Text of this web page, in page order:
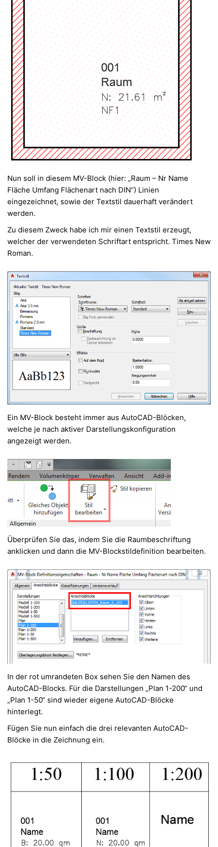
Nun soll in diesem MV-Block (hier: „Raum – Nr Name
Fläche Umfang Flächenart nach DIN“) Linien
eingezeichnet, sowie der Textstil dauerhaft verändert
werden.
Zu diesem Zweck habe ich mir einen Textstil erzeugt,
welcher der verwendeten Schriftart entspricht. Times New
Roman.
Ein MV-Block besteht immer aus AutoCAD-Blöcken,
welche je nach aktiver Darstellungskonfiguration
angezeigt werden.
Überprüfen Sie das, indem Sie die Raumbeschriftung
anklicken und dann die MV-Blockstildefinition bearbeiten.
In der rot umrandeten Box sehen Sie den Namen des
AutoCAD-Blocks. Für die Darstellungen „Plan 1-200“ und
„Plan 1-50“ sind wieder eigene AutoCAD-Blöcke
hinterlegt.
Fügen Sie nun einfach die drei relevanten AutoCAD-
Blöcke in die Zeichnung ein.